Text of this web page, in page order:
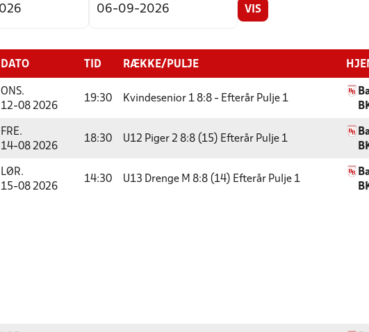
VIS
DATO TID RÆKKE/PULJE
ONS.
12-08 2026
19:30 Kvindesenior 1 8:8 - Efterår Pulje 1
FRE.
14-08 2026
18:30 U12 Piger 2 8:8 (15) Efterår Pulje 1
LØR.
15-08 2026
14:30 U13 Drenge M 8:8 (14) Efterår Pulje 1